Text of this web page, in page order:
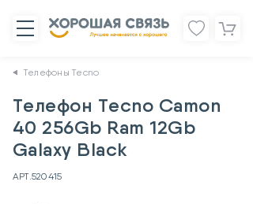
Телефоны Tecno
Телефон Tecno Camon
40 256Gb Ram 12Gb
Galaxy Black
АРТ.520415